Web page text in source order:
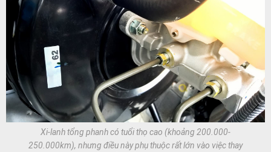
Xi-lanh tổng phanh có tuổi thọ cao (khoảng 200.000-
250.000km), nhưng điều này phụ thuộc rất lớn vào việc thay